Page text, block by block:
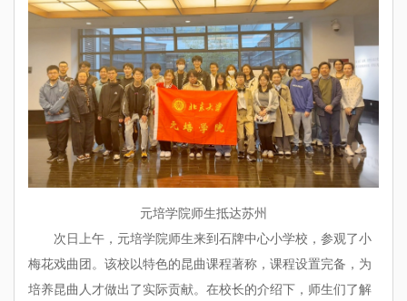
元培学院师生抵达苏州
次日上午，元培学院师生来到石牌中心小学校，参观了小
梅花戏曲团。该校以特色的昆曲课程著称，课程设置完备，为
培养昆曲人才做出了实际贡献。在校长的介绍下，师生们了解